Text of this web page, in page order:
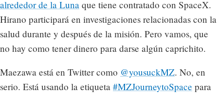
alrededor de la Luna que tiene contratado con SpaceX.
Hirano participará en investigaciones relacionadas con la
salud durante y después de la misión. Pero vamos, que
no hay como tener dinero para darse algún caprichito.
Maezawa está en Twitter como @yousuckMZ. No, en
serio. Está usando la etiqueta #MZJourneytoSpace para